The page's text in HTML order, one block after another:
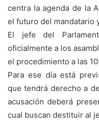
centra la agenda de la
el futuro del mandatario
El jefe del
oficialmente a los
el procedimiento a las
Para ese día está
que tendrá derecho a
acusación deberá
cual buscan destituir al